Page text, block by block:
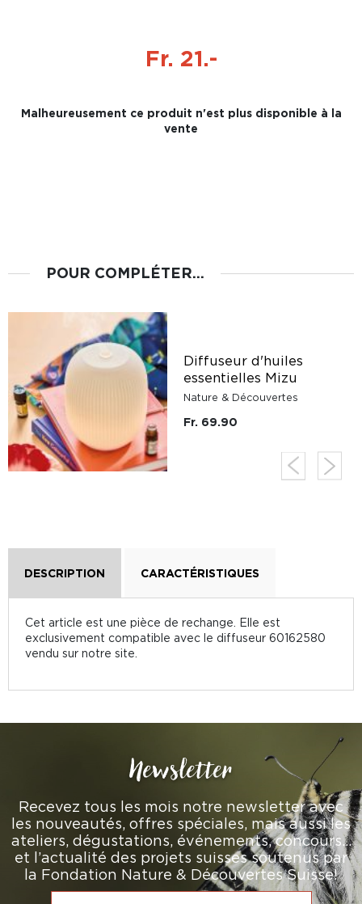
Fr. 21.-
Malheureusement ce produit n'est plus disponible à la
vente
POUR COMPLÉTER...
Diffuseur d'huiles
essentielles Mizu
Nature & Découvertes
Fr. 69.90
DESCRIPTION CARACTÉRISTIQUES
Cet article est une pièce de rechange. Elle est
exclusivement compatible avec le diffuseur 60162580
vendu sur notre site.
Newsletter
Recevez tous les mois notre newsletter avec
les nouveautés, offres spéciales, mais aussi les
ateliers, dégustations, événements, concours…
et l’actualité des projets suisses soutenus par
la Fondation Nature & Découvertes Suisse!